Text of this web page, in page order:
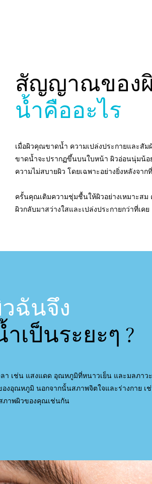
สัญญาณของ
น้ำคืออะไร
เมื่อผิวคุณขาดน้ำ ความเปล่งประกายและสัม
ขาดน้ำจะปรากฏขึ้นบนใบหน้า ผิวอ่อนนุ่มน้อ
ความไม่สบายผิว โดยเฉพาะอย่างยิ่งหลังจา
ครั้นคุณเติมความชุ่มชื้นให้ผิวอย่างเหมาะส
ผิวกลับมาสว่างใสและเปล่งประกายกว่าที่เคย
ฉันจึง
เป็นระยะๆ ?
า เช่น แสงแดด อุณหภูมิที่หนาวเย็น และมลภาว
งอุณหภูมิ นอกจากนั้นสภาพจิตใจและร่างกาย เ
ภาพผิวของคุณเช่นกัน